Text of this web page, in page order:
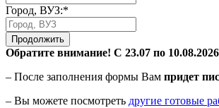
Город, ВУЗ:*
Продолжить
Обратите внимание! С 23.07 по
– После заполнения формы Вам придет
– Вы можете посмотреть другие готовые